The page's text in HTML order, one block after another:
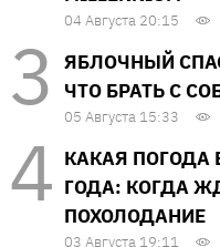
04 Августа 20:15
ЯБЛОЧНЫЙ
ЧТО БРАТЬ С
05 Августа 15:33
КАКАЯ ПОГОДА
ГОДА: КОГДА
ПОХОЛОДАНИЕ
03 Августа 19:11